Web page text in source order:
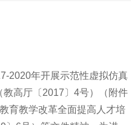
2020年开展示范性虚拟仿真
高厅〔2017〕4号）（附件
育教学改革全面提高人才培